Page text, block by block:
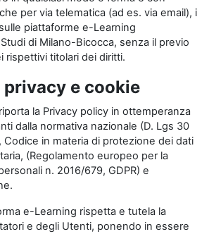
per via telematica (ad es. via email), i
piattaforme e-Learning
di Milano-Bicocca, senza il previo
rispettivi titolari dei diritti.
e cookie
la Privacy policy in ottemperanza
dalla normativa nazionale (D. Lgs 30
in materia di protezione dei dati
(Regolamento europeo per la
n. 2016/679, GDPR) e
e-Learning rispetta e tutela la
e degli Utenti, ponendo in essere